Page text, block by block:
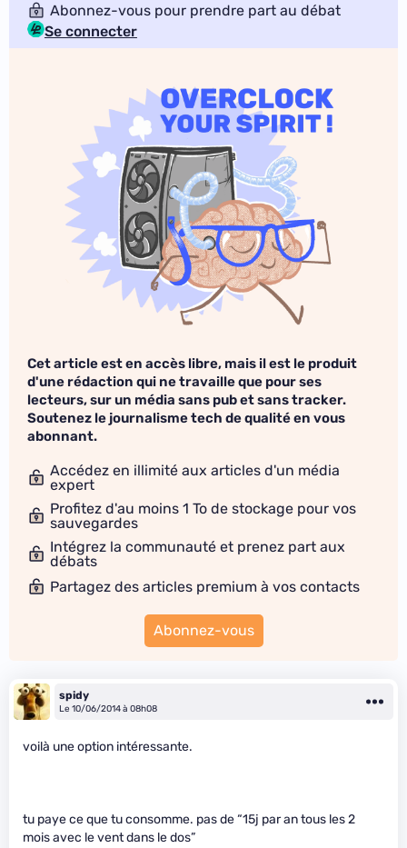
Abonnez-vous pour prendre part au débat
Se connecter
Cet article est en accès libre, mais il est le produit
d'une rédaction qui ne travaille que pour ses
lecteurs, sur un média sans pub et sans tracker.
Soutenez le journalisme tech de qualité en vous
abonnant.
Accédez en illimité aux articles d'un média
expert
Profitez d'au moins 1 To de stockage pour vos
sauvegardes
Intégrez la communauté et prenez part aux
débats
Partagez des articles premium à vos contacts
Abonnez-vous
spidy
Le 10/06/2014 à 08h08
voilà une option intéressante.
tu paye ce que tu consomme. pas de “15j par an tous les 2
mois avec le vent dans le dos”